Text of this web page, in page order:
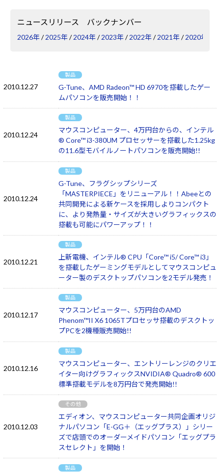
ニュースリリース バックナンバー
2026年/2025年/2024年/2023年/2022年/2021年/2020年
2010.12.27
製品
G-Tune、AMD Radeon™ HD 6970を搭載したゲー
ムパソコンを販売開始！！
2010.12.24
製品
マウスコンピューター、4万円台からの、インテル
® Core™ i3-380UM プロセッサーを搭載した1.25kg
の11.6型モバイルノートパソコンを販売開始!!
2010.12.24
製品
G-Tune、フラグシップシリーズ
「MASTERPIECE」をリニューアル！！Abeeとの
共同開発による新ケースを採用しよりコンパクト
に、より発熱量・サイズが大きいグラフィックスの
搭載も可能にパワーアップ！！
2010.12.21
製品
上新電機、インテル® CPU「Core™ i5/ Core™ i3」
を搭載したゲーミングモデルとしてマウスコンピュ
ーター製のデスクトップパソコンを2モデル発売！
2010.12.17
製品
マウスコンピューター、5万円台のAMD
Phenom™II X6 1065Tプロセッサ搭載のデスクトッ
プPCを2機種販売開始!!
2010.12.16
製品
マウスコンピューター、エントリーレンジのクリエ
イター向けグラフィックスNVIDIA® Quadro® 600
標準搭載モデルを8万円台で発売開始!!
2010.12.03
その他
エディオン、マウスコンピューター共同企画オリジ
ナルパソコン「E-GG＋（エッグプラス）」シリー
ズで店頭でのオーダーメイドパソコン「エッグプラ
スセレクト」を開始！
製品